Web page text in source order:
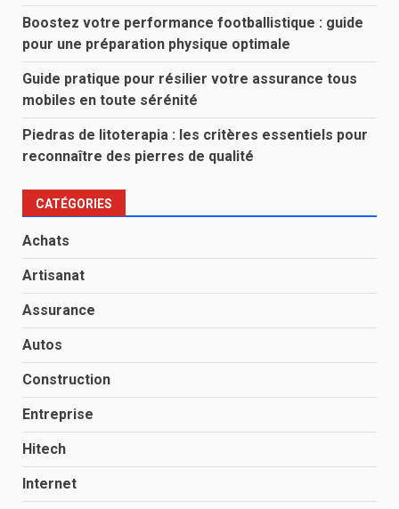
Boostez votre performance footballistique : guide
pour une préparation physique optimale
Guide pratique pour résilier votre assurance tous
mobiles en toute sérénité
Piedras de litoterapia : les critères essentiels pour
reconnaître des pierres de qualité
CATÉGORIES
Achats
Artisanat
Assurance
Autos
Construction
Entreprise
Hitech
Internet